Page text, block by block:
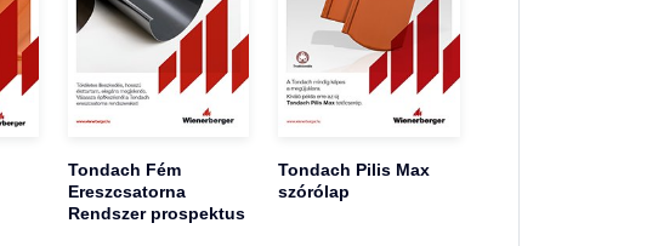
Tondach Fém
Ereszcsatorna
Rendszer prospektus
Tondach Pilis Max
szórólap